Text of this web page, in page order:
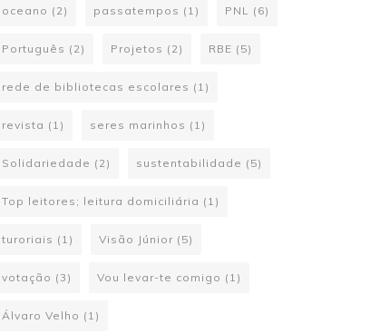
oceano (2) passatempos (1) PNL (6)
Português (2) Projetos (2) RBE (5)
rede de bibliotecas escolares (1)
revista (1) seres marinhos (1)
Solidariedade (2) sustentabilidade (5)
Top leitores; leitura domiciliária (1)
turoriais (1) Visão Júnior (5)
votação (3) Vou levar-te comigo (1)
Álvaro Velho (1)